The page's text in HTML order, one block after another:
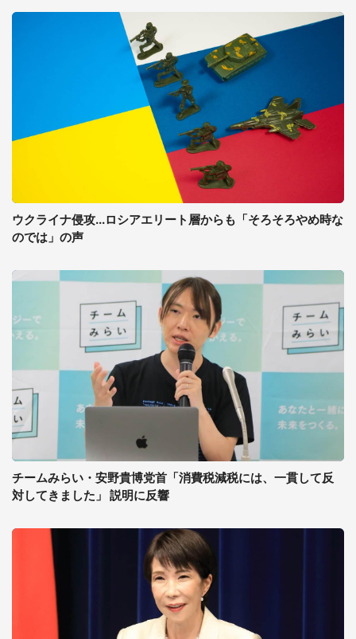
ウクライナ侵攻...ロシアエリート層からも「そろそろやめ時な
のでは」の声
チームみらい・安野貴博党首「消費税減税には、一貫して反
対してきました」 説明に反響